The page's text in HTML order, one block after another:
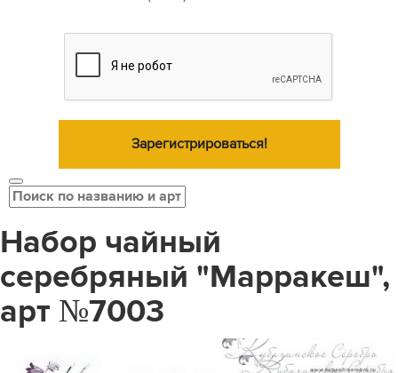
Зарегистрироваться!
Набор чайный
серебряный "Марракеш",
арт №7003